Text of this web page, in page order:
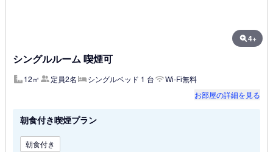
4+
シングルルーム 喫煙可
12㎡ 定員2名 シングルベッド 1 台
Wi-Fi無料
お部屋の詳細を見る
朝食付き喫煙プラン
朝食付き